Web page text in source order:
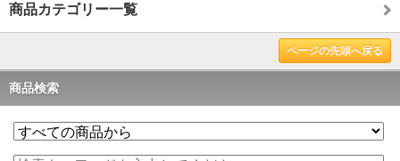
商品カテゴリー一覧
ページの先頭へ戻る
商品検索